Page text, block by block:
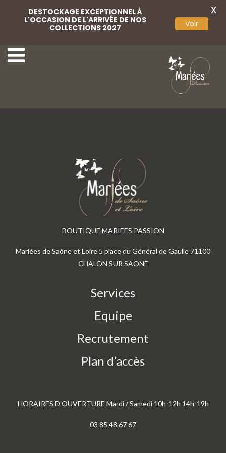
BOUTIQUE MARIEES PASSION
Mariées de Saône et Loire 5 place du Général de Gaulle 71100
CHALON SUR SAONE
Services
Equipe
Recrutement
Plan d’accès
HORAIRES D'OUVERTURE Mardi / Samedi 10h-12h 14h-19h
03 85 48 67 67
DESTOCKAGE EXCEPTIONNEL À
L'OCCASION DE L'ARRIVÉE DE NOS
COLLECTIONS 2027
Voir
X